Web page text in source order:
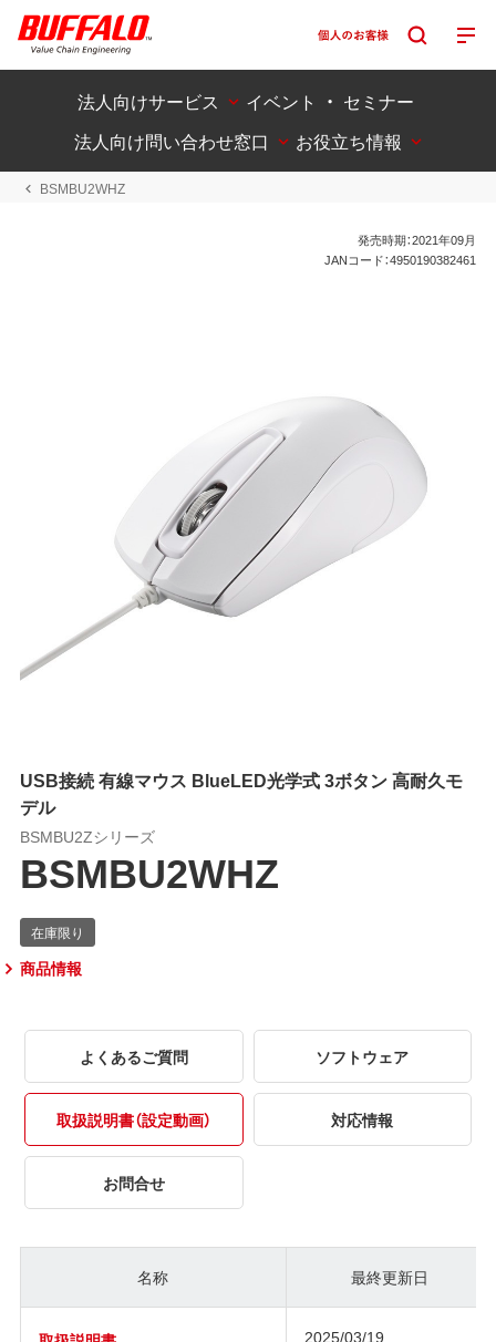
法人向けサービス
イベント ・ セミナー
法人向け問い合わせ窓口
お役立ち情報
BSMBU2WHZ
発売時期：2021年09月
JANコード：4950190382461
USB接続 有線マウス BlueLED光学式 3ボタン 高耐久モ
デル
BSMBU2Zシリーズ
BSMBU2WHZ
商品情報
よくあるご質問 ソフトウェア
取扱説明書（設定動画） 対応情報
お問合せ
名称 最終更新日
2025/03/19